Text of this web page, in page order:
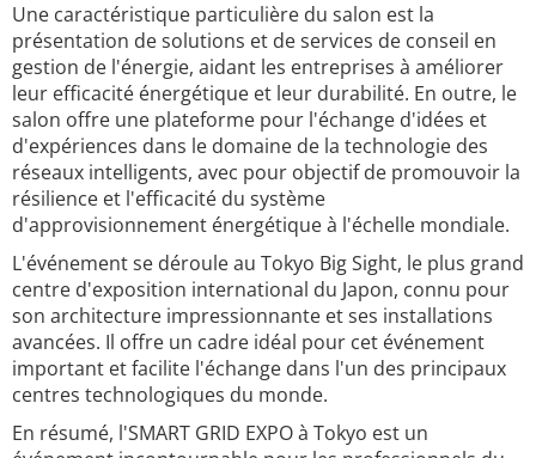
Une caractéristique particulière du salon est la
présentation de solutions et de services de conseil en
gestion de l'énergie, aidant les entreprises à améliorer
leur efficacité énergétique et leur durabilité. En outre, le
salon offre une plateforme pour l'échange d'idées et
d'expériences dans le domaine de la technologie des
réseaux intelligents, avec pour objectif de promouvoir la
résilience et l'efficacité du système
d'approvisionnement énergétique à l'échelle mondiale.
L'événement se déroule au Tokyo Big Sight, le plus grand
centre d'exposition international du Japon, connu pour
son architecture impressionnante et ses installations
avancées. Il offre un cadre idéal pour cet événement
important et facilite l'échange dans l'un des principaux
centres technologiques du monde.
En résumé, l'SMART GRID EXPO à Tokyo est un